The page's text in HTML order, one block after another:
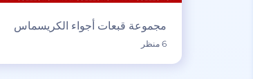
مجموعة قبعات أجواء الكريسماس
6 منظر